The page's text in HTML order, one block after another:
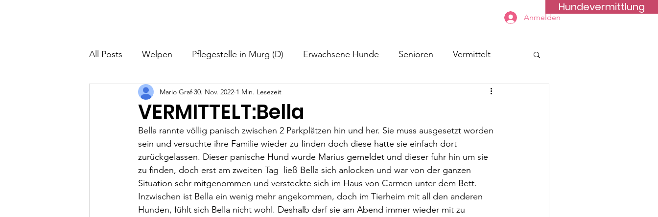
Hundevermittlung
Anmelden
All Posts Welpen Pflegestelle in Murg (D) Erwachsene Hunde Senioren Vermittelt
VERMITTELT:Bella
Mario Graf 30. Nov. 2022 1 Min. Lesezeit
Bella rannte völlig panisch zwischen 2 Parkplätzen hin und her. Sie muss ausgesetzt worden
sein und versuchte ihre Familie wieder zu finden doch diese hatte sie einfach dort
zurückgelassen. Dieser panische Hund wurde Marius gemeldet und dieser fuhr hin um sie
zu finden, doch erst am zweiten Tag  ließ Bella sich anlocken und war von der ganzen
Situation sehr mitgenommen und versteckte sich im Haus von Carmen unter dem Bett.
Inzwischen ist Bella ein wenig mehr angekommen, doch im Tierheim mit all den anderen
Hunden, fühlt sich Bella nicht wohl. Deshalb darf sie am Abend immer wieder mit zu